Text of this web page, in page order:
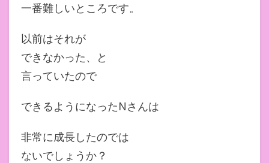
一番難しいところです。
以前はそれが
できなかった、と
言っていたので
できるようになったNさんは
非常に成長したのでは
ないでしょうか？